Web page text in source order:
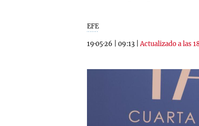
EFE
19·05·26 09:13 |Actualizado a las